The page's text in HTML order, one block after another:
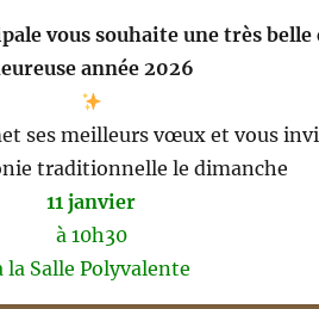
vous souhaite une très belle
année 2026
ses meilleurs vœux et vous
traditionnelle le dimanche
11 janvier
à 10h30
la Salle Polyvalente